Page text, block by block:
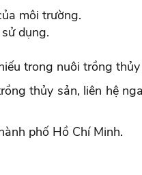
môi trường.
dụng.
trong nuôi trồng
thủy sản, liên hệ
phố Hồ Chí Minh.